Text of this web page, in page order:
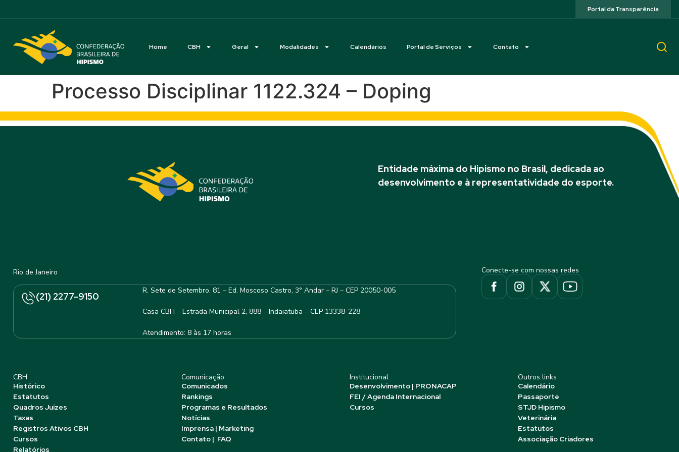
Portal da Transparência
Home CBH Geral Modalidades Calendários Portal de Serviços Contato
Processo Disciplinar 1122.324 – Doping
Entidade máxima do Hipismo no Brasil, dedicada ao
desenvolvimento e à representatividade do esporte.
Rio de Janeiro
(21) 2277-9150
R. Sete de Setembro, 81 – Ed. Moscoso Castro, 3° Andar – RJ – CEP 20050-005
Casa CBH – Estrada Municipal 2, 888 – Indaiatuba – CEP 13338-228
Atendimento: 8 às 17 horas
Conecte-se com nossas redes
CBH
Histórico
Estatutos
Quadros Juízes
Taxas
Registros Ativos CBH
Cursos
Relatórios
Comunicação
Comunicados
Rankings
Programas e Resultados
Notícias
Imprensa | Marketing
Contato | FAQ
Institucional
Desenvolvimento | PRONACAP
FEI / Agenda Internacional
Cursos
Outros links
Calendário
Passaporte
STJD Hipismo
Veterinária
Estatutos
Associação Criadores